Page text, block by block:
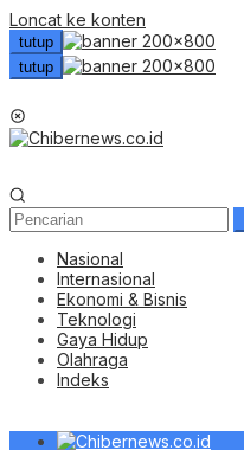
Loncat ke konten
tutup
tutup
Nasional
Internasional
Ekonomi & Bisnis
Teknologi
Gaya Hidup
Olahraga
Indeks